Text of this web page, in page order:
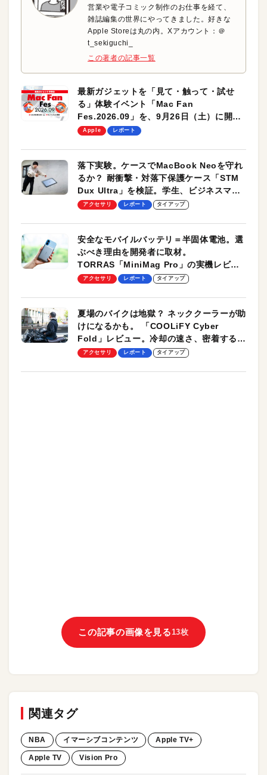
営業や電子コミック制作のお仕事を経て、
雑誌編集の世界にやってきました。好きな
Apple Storeは丸の内。Xアカウント：＠
t_sekiguchi_
この著者の記事一覧
最新ガジェットを「見て・触って・試せ
る」体験イベント「Mac Fan
Fes.2026.09」を、9月26日（土）に開催
します！
Apple レポート
落下実験。ケースでMacBook Neoを守れ
るか？ 耐衝撃・対落下保護ケース「STM
Dux Ultra」を検証。学生、ビジネスマン
のモバイルユースに最適！
アクセサリ レポート タイアップ
安全なモバイルバッテリ＝半固体電池。選
ぶべき理由を開発者に取材。
TORRAS「MiniMag Pro」の実機レビュ
ーも
アクセサリ レポート タイアップ
夏場のバイクは地獄？ ネッククーラーが助
けになるかも。 「COOLiFY Cyber
Fold」レビュー。冷却の速さ、密着する冷
却プレート、シンプルな操作性がグッド！
アクセサリ レポート タイアップ
この記事の画像を見る 13枚
関連タグ
NBA イマーシブコンテンツ Apple TV+
Apple TV Vision Pro